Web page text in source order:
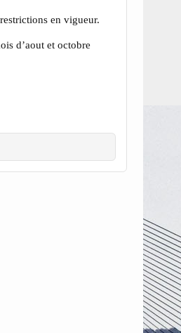
en vigueur.
d’aout et octobre